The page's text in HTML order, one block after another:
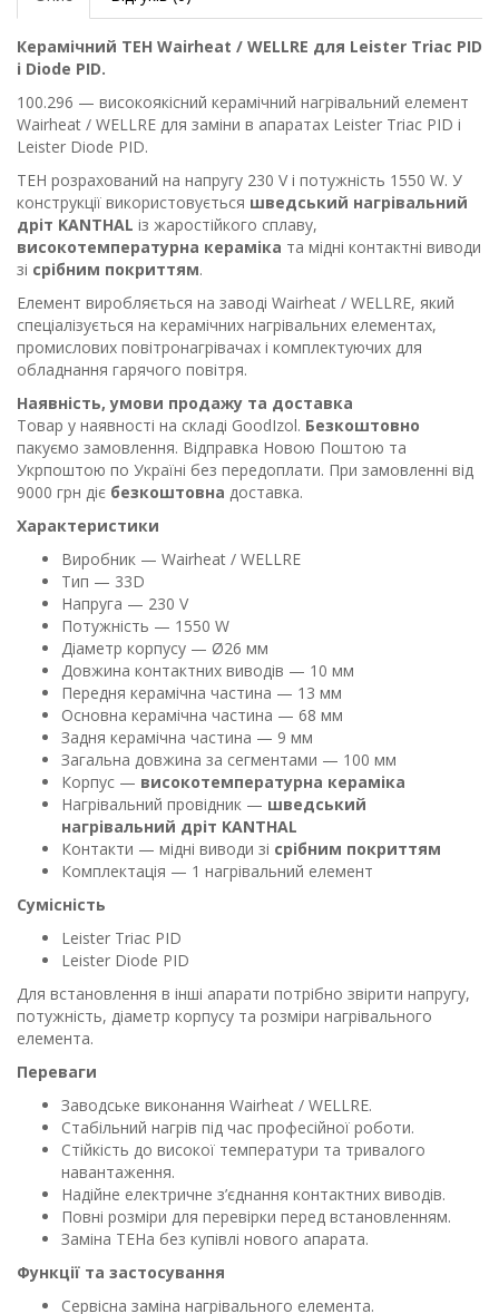
Керамічний ТЕН Wairheat / WELLRE для Leister Triac PID
і Diode PID.
100.296 — високоякісний керамічний нагрівальний елемент
Wairheat / WELLRE для заміни в апаратах Leister Triac PID і
Leister Diode PID.
ТЕН розрахований на напругу 230 V і потужність 1550 W. У
конструкції використовується шведський нагрівальний
дріт KANTHAL із жаростійкого сплаву,
високотемпературна кераміка та мідні контактні виводи
зі срібним покриттям.
Елемент виробляється на заводі Wairheat / WELLRE, який
спеціалізується на керамічних нагрівальних елементах,
промислових повітронагрівачах і комплектуючих для
обладнання гарячого повітря.
Наявність, умови продажу та доставка
Товар у наявності на складі GoodIzol. Безкоштовно
пакуємо замовлення. Відправка Новою Поштою та
Укрпоштою по Україні без передоплати. При замовленні від
9000 грн діє безкоштовна доставка.
Характеристики
Виробник — Wairheat / WELLRE
Тип — 33D
Напруга — 230 V
Потужність — 1550 W
Діаметр корпусу — Ø26 мм
Довжина контактних виводів — 10 мм
Передня керамічна частина — 13 мм
Основна керамічна частина — 68 мм
Задня керамічна частина — 9 мм
Загальна довжина за сегментами — 100 мм
Корпус — високотемпературна кераміка
Нагрівальний провідник — шведський
нагрівальний дріт KANTHAL
Контакти — мідні виводи зі срібним покриттям
Комплектація — 1 нагрівальний елемент
Сумісність
Leister Triac PID
Leister Diode PID
Для встановлення в інші апарати потрібно звірити напругу,
потужність, діаметр корпусу та розміри нагрівального
елемента.
Переваги
Заводське виконання Wairheat / WELLRE.
Стабільний нагрів під час професійної роботи.
Стійкість до високої температури та тривалого
навантаження.
Надійне електричне з’єднання контактних виводів.
Повні розміри для перевірки перед встановленням.
Заміна ТЕНа без купівлі нового апарата.
Функції та застосування
Сервісна заміна нагрівального елемента.